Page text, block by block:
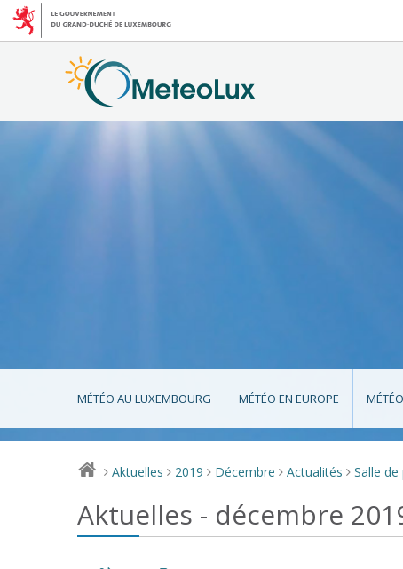
MÉTÉO AU LUXEMBOURG MÉTÉO EN EUROPE
> Aktuelles > 2019 > Décembre > Actualités > Salle de
Aktuelles - décembre